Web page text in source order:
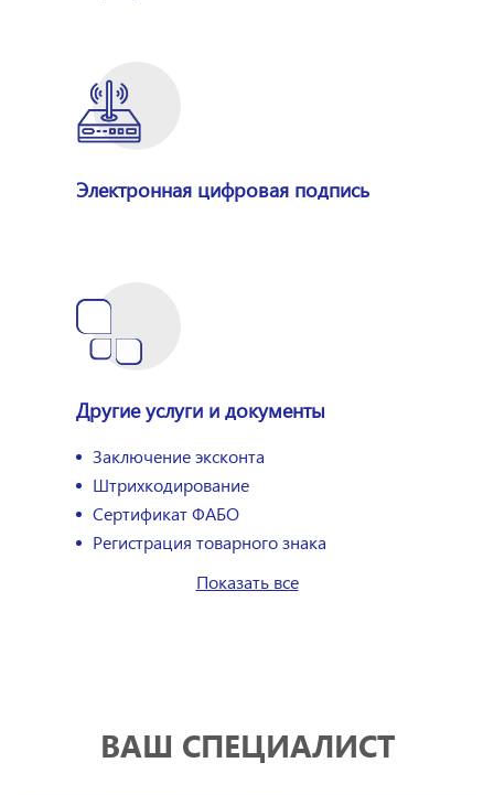
Электронная цифровая подпись
Другие услуги и документы
Заключение эксконта
Штрихкодирование
Сертификат ФАБО
Регистрация товарного знака
Показать все
ВАШ СПЕЦИАЛИСТ